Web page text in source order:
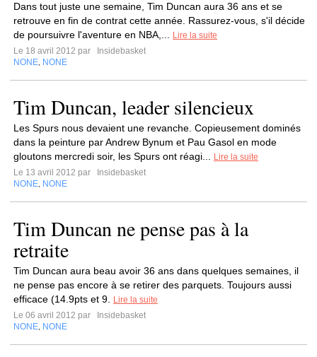
Dans tout juste une semaine, Tim Duncan aura 36 ans et se
retrouve en fin de contrat cette année. Rassurez-vous, s'il décide
de poursuivre l'aventure en NBA,...
Lire la suite
Le 18 avril 2012 par
Insidebasket
NONE NONE
Tim Duncan, leader silencieux
Les Spurs nous devaient une revanche. Copieusement dominés
dans la peinture par Andrew Bynum et Pau Gasol en mode
gloutons mercredi soir, les Spurs ont réagi...
Lire la suite
Le 13 avril 2012 par
Insidebasket
NONE NONE
Tim Duncan ne pense pas à la
retraite
Tim Duncan aura beau avoir 36 ans dans quelques semaines, il
ne pense pas encore à se retirer des parquets. Toujours aussi
efficace (14.9pts et 9.
Lire la suite
Le 06 avril 2012 par
Insidebasket
NONE NONE